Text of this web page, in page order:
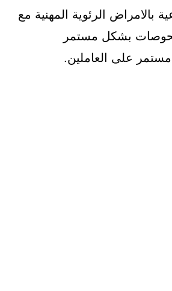
بالامراض الرئوية المهنية مع
بشكل مستمر
على العاملين.